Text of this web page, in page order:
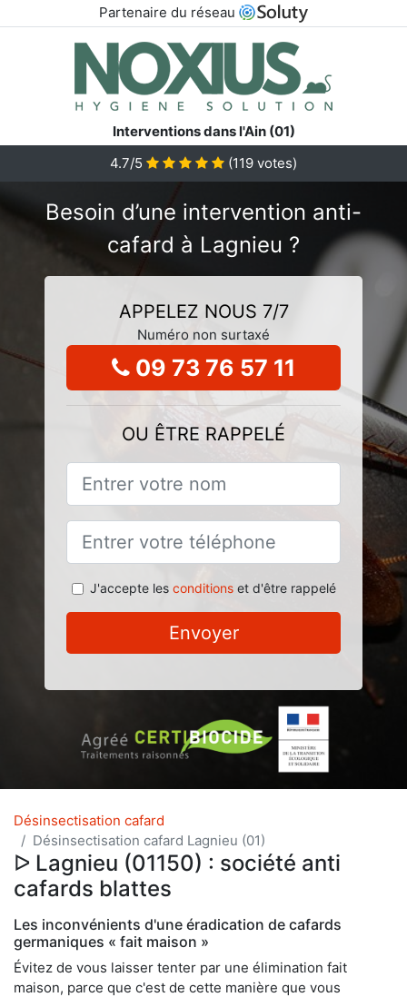
Partenaire du réseau
Interventions dans l'Ain (01)
4.7/5
(119 votes)
Besoin d’une intervention anti-
cafard à Lagnieu ?
APPELEZ NOUS 7/7
Numéro non surtaxé
09 73 76 57 11
OU ÊTRE RAPPELÉ
J'accepte les conditionset d'être rappelé
Envoyer
Désinsectisation cafard
Désinsectisation cafard Lagnieu (01)
ᐅ Lagnieu (01150) : société anti
cafards blattes
Les inconvénients d'une éradication de cafards
germaniques « fait maison »
Évitez de vous laisser tenter par une élimination fait
maison, parce que c'est de cette manière que vous